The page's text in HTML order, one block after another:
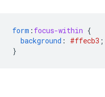
form : focus-within {
background : #ffecb3 ;
}